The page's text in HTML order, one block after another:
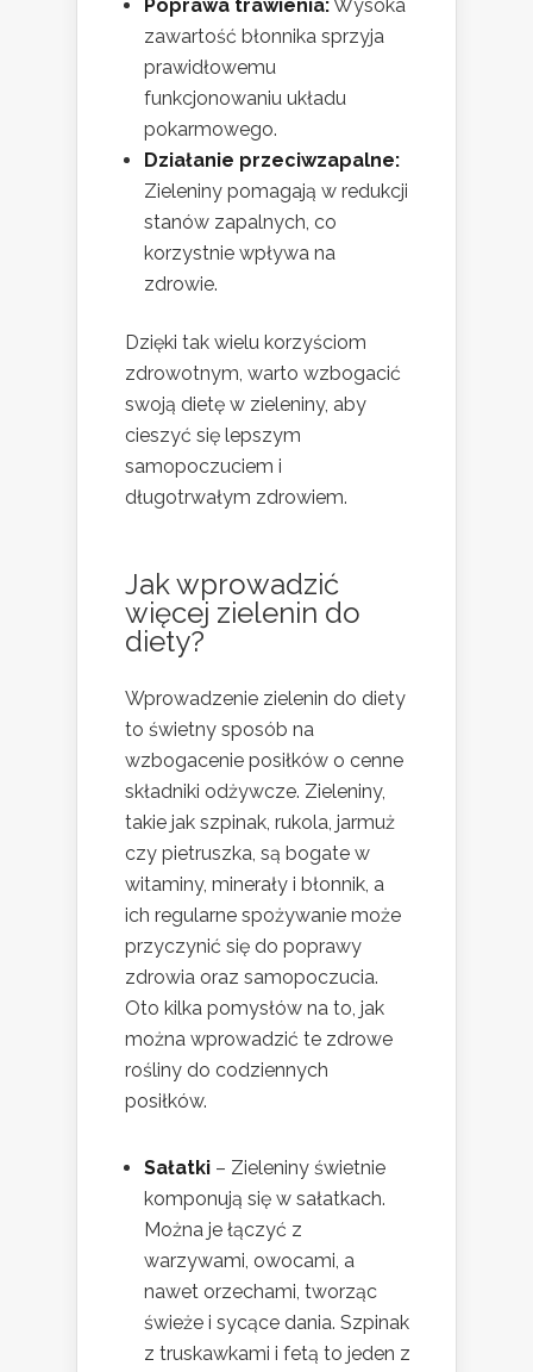
Poprawa trawienia:Wysoka
zawartość błonnika sprzyja
prawidłowemu
funkcjonowaniu układu
pokarmowego.
Działanie przeciwzapalne:
Zieleniny pomagają w redukcji
stanów zapalnych, co
korzystnie wpływa na
zdrowie.
Dzięki tak wielu korzyściom
zdrowotnym, warto wzbogacić
swoją dietę w zieleniny, aby
cieszyć się lepszym
samopoczuciem i
długotrwałym zdrowiem.
Jak wprowadzić
więcej zielenin do
diety?
Wprowadzenie zielenin do diety
to świetny sposób na
wzbogacenie posiłków o cenne
składniki odżywcze. Zieleniny,
takie jak szpinak, rukola, jarmuż
czy pietruszka, są bogate w
witaminy, minerały i błonnik, a
ich regularne spożywanie może
przyczynić się do poprawy
zdrowia oraz samopoczucia.
Oto kilka pomysłów na to, jak
można wprowadzić te zdrowe
rośliny do codziennych
posiłków.
Sałatki – Zieleniny świetnie
komponują się w sałatkach.
Można je łączyć z
warzywami, owocami, a
nawet orzechami, tworząc
świeże i sycące dania. Szpinak
z truskawkami i fetą to jeden z